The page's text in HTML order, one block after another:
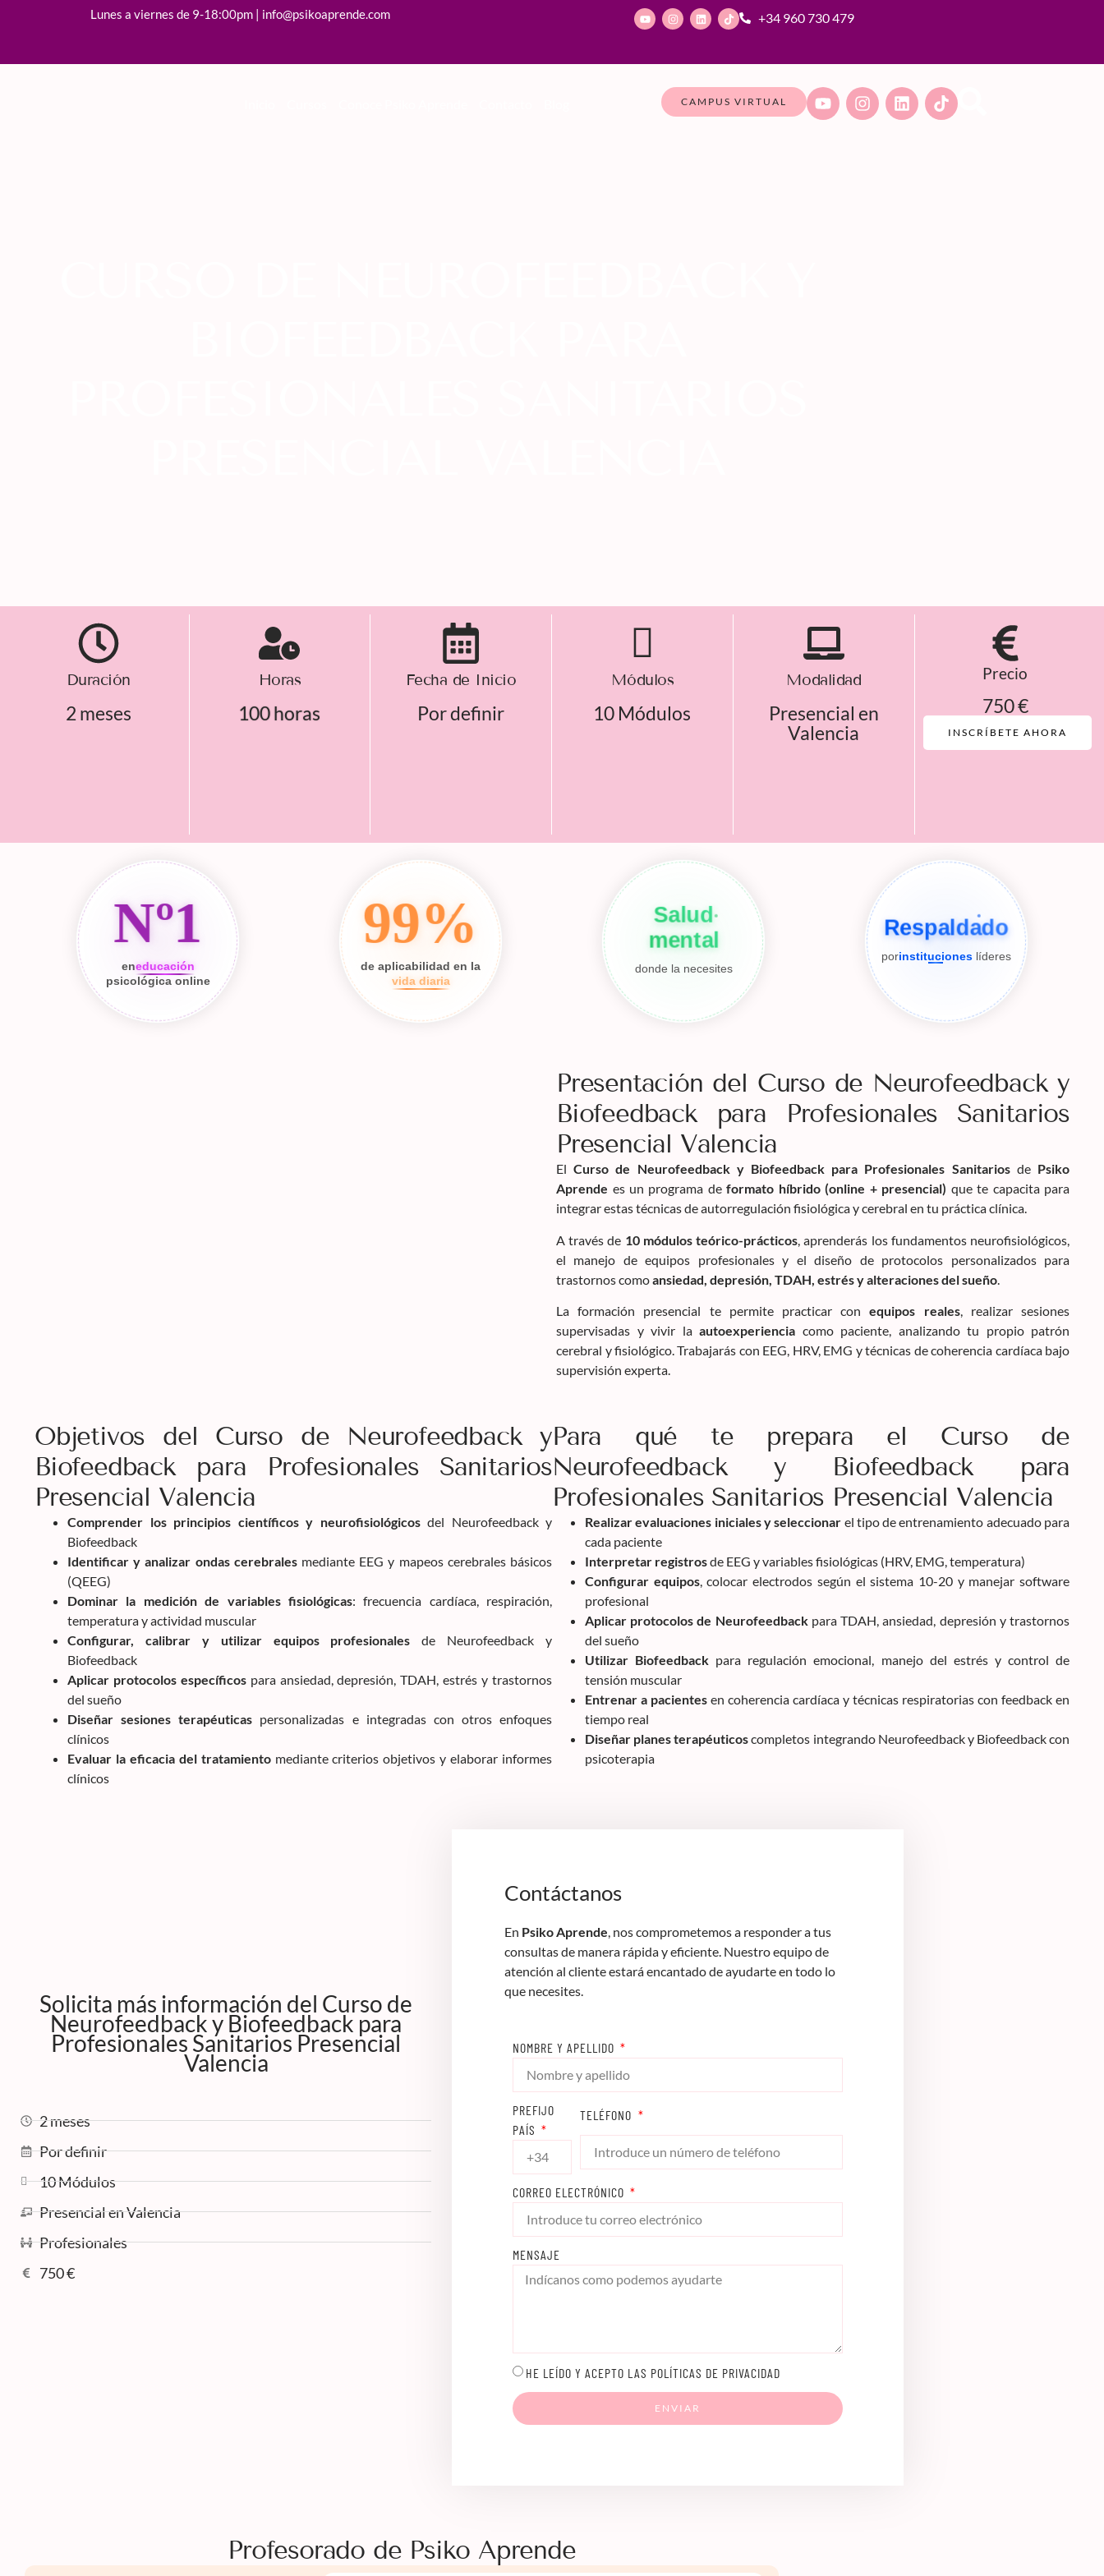
Lunes a viernes de 9-18:00pm | info@psikoaprende.com +34 960 730 479
CAMPUS VIRTUAL
Duración
2 meses
Horas
100 horas
Fecha de Inicio
Por definir
Módulos
10 Módulos
Modalidad
Presencial en
Valencia
Precio
750 €
INSCRÍBETE AHORA
Nº1
eneducación
psicológica online
99%
de aplicabilidad en la
vida diaria
Salud
mental
donde la necesites
Respaldado
porinstituciones líderes
Presentación del Curso de Neurofeedback y
Biofeedback para Profesionales Sanitarios
Presencial Valencia
ElCurso de Neurofeedback y Biofeedback para Profesionales Sanitariosde Psiko
Aprende es un programa deformato híbrido (online + presencial) que te capacita para
integrar estas técnicas de autorregulación fisiológica y cerebral en tu práctica clínica.
A través de 10 módulos teórico-prácticos , aprenderás los fundamentos neurofisiológicos,
el manejo de equipos profesionales y el diseño de protocolos personalizados para
trastornos comoansiedad, depresión, TDAH, estrés y alteraciones del sueño
La formación presencial te permite practicar conequipos reales, realizar sesiones
supervisadas y vivir laautoexperiencia como paciente, analizando tu propio patrón
cerebral y fisiológico. Trabajarás con EEG, HRV, EMG y técnicas de coherencia cardíaca bajo
supervisión experta.
Objetivos del Curso de Neurofeedback y
Biofeedback para Profesionales Sanitarios
Presencial Valencia
Comprender los principios científicos y neurofisiológicosdel Neurofeedback y
Biofeedback
Identificar y analizar ondas cerebralesmediante EEG y mapeos cerebrales básicos
(QEEG)
Dominar la medición de variables fisiológicas: frecuencia cardíaca, respiración,
temperatura y actividad muscular
Configurar, calibrar y utilizar equipos profesionales de Neurofeedback y
Biofeedback
Aplicar protocolos específicospara ansiedad, depresión, TDAH, estrés y trastornos
del sueño
Diseñar sesiones terapéuticas personalizadas e integradas con otros enfoques
clínicos
Evaluar la eficacia del tratamientomediante criterios objetivos y elaborar informes
clínicos
Para qué te prepara el Curso de
Neurofeedback y Biofeedback para
Profesionales Sanitarios Presencial Valencia
Realizar evaluaciones iniciales y seleccionar el tipo de entrenamiento adecuado para
cada paciente
Interpretar registrosde EEG y variables fisiológicas (HRV, EMG, temperatura)
Configurar equipos, colocar electrodos según el sistema 10-20 y manejar software
profesional
Aplicar protocolos de Neurofeedbackpara TDAH, ansiedad, depresión y trastornos
del sueño
Utilizar Biofeedback para regulación emocional, manejo del estrés y control de
tensión muscular
Entrenar a pacientes en coherencia cardíaca y técnicas respiratorias con feedback en
tiempo real
Diseñar planes terapéuticoscompletos integrando Neurofeedback y Biofeedback con
psicoterapia
Solicita más información del Curso de
Neurofeedback y Biofeedback para
Profesionales Sanitarios Presencial
Valencia
2 meses
Por definir
10 Módulos
Presencial en Valencia
Profesionales
750 €
Contáctanos
En Psiko Aprende, nos comprometemos a responder a tus
consultas de manera rápida y eficiente. Nuestro equipo de
atención al cliente estará encantado de ayudarte en todo lo
que necesites.
NOMBRE Y APELLIDO
PREFIJO
PAÍS
TELÉFONO
CORREO ELECTRÓNICO
MENSAJE
HE LEÍDO Y ACEPTO LAS POLÍTICAS DE PRIVACIDAD
ENVIAR
Profesorado de Psiko Aprende